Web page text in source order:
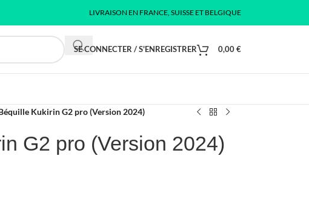
LIVRAISON EN FRANCE, SUISSE ET BELGIQUE
SE CONNECTER / S'ENREGISTRER 0,00€
Kukirin G2 pro (Version 2024)
G2 pro (Version 2024)